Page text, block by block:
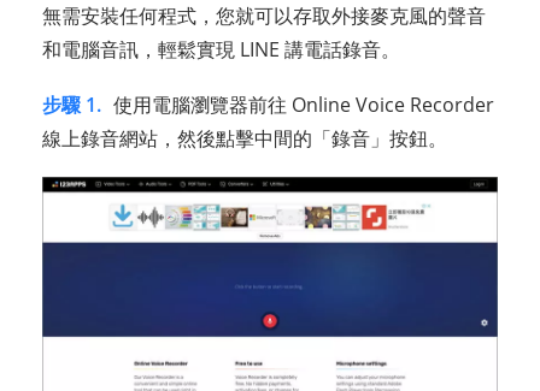
無需安裝任何程式，您就可以存取外接麥克風的聲音
和電腦音訊，輕鬆實現 LINE 講電話錄音。
步驟 1. 使用電腦瀏覽器前往 Online Voice Recorder
線上錄音網站，然後點擊中間的「錄音」按鈕。